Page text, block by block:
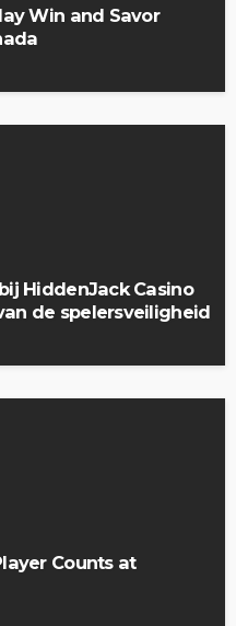
Win and Savor
HiddenJack Casino
de spelersveiligheid
Counts at